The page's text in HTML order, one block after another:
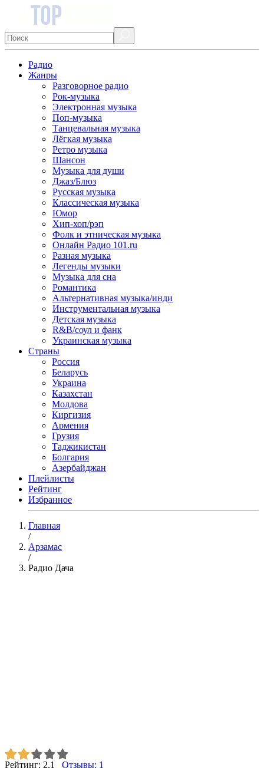
Радио
Жанры
Разговорное радио
Рок-музыка
Электронная музыка
Поп-музыка
Танцевальная музыка
Лёгкая музыка
Ретро музыка
Шансон
Музыка для души
Джаз/Блюз
Русская музыка
Классическая музыка
Юмор
Хип-хоп/рэп
Фолк и этническая музыка
Онлайн Радио 101.ru
Разная музыка
Легенды музыки
Музыка для сна
Романтика
Альтернативная музыка/инди
Инструментальная музыка
Детская музыка
R&B/cоул и фанк
Украинская музыка
Страны
Россия
Беларусь
Украина
Казахстан
Молдова
Киргизия
Армения
Грузия
Таджикистан
Болгария
Азербайджан
Плейлисты
Рейтинг
Избранное
Главная
/
Арзамас
/
Радио Дача
Рейтинг: 2,1 Отзывы: 1